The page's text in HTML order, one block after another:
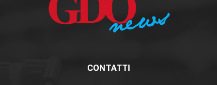
CONTATTI